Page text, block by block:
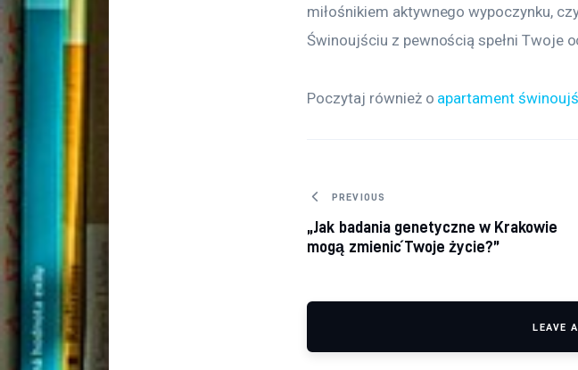
miłośnikiem aktywnego wypoczynku,
Świnoujściu z pewnością spełni Twoje
Poczytaj również o apartament
Nawigacja wpisu
PREVIOUS
„Jak badania genetyczne w Krakowie
mogą zmienić Twoje życie?”
LEAVE